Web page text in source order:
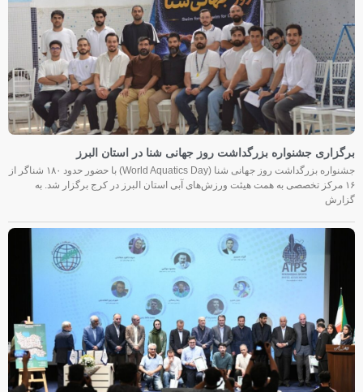
برگزاری جشنواره بزرگداشت روز جهانی شنا در استان البرز
جشنواره بزرگداشت روز جهانی شنا (World Aquatics Day) با حضور حدود ۱۸۰ شناگر از
۱۶ مرکز تخصصی به همت هیئت ورزش‌های آبی استان البرز در کرج برگزار شد. به
گزارش